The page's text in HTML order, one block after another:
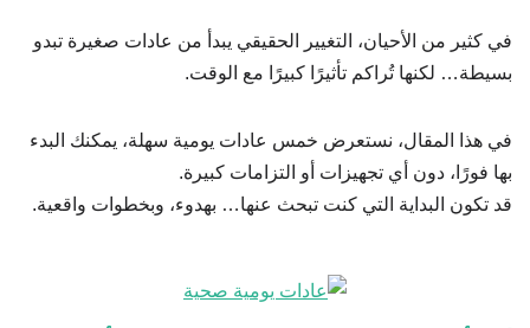
في كثير من الأحيان، التغيير الحقيقي يبدأ من عادات صغيرة تبدو
بسيطة… لكنها تُراكم تأثيرًا كبيرًا مع الوقت.
في هذا المقال، نستعرض خمس عادات يومية سهلة، يمكنك البدء
بها فورًا، دون أي تجهيزات أو التزامات كبيرة.
قد تكون البداية التي كنت تبحث عنها… بهدوء، وبخطوات واقعية.